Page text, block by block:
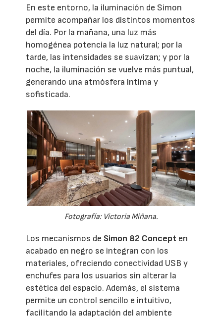
En este entorno, la iluminación de Simon
permite acompañar los distintos momentos
del día. Por la mañana, una luz más
homogénea potencia la luz natural; por la
tarde, las intensidades se suavizan; y por la
noche, la iluminación se vuelve más puntual,
generando una atmósfera íntima y
sofisticada.
Fotografía: Victoria Miñana.
Los mecanismos de Simon 82 Concept en
acabado en negro se integran con los
materiales, ofreciendo conectividad USB y
enchufes para los usuarios sin alterar la
estética del espacio. Además, el sistema
permite un control sencillo e intuitivo,
facilitando la adaptación del ambiente